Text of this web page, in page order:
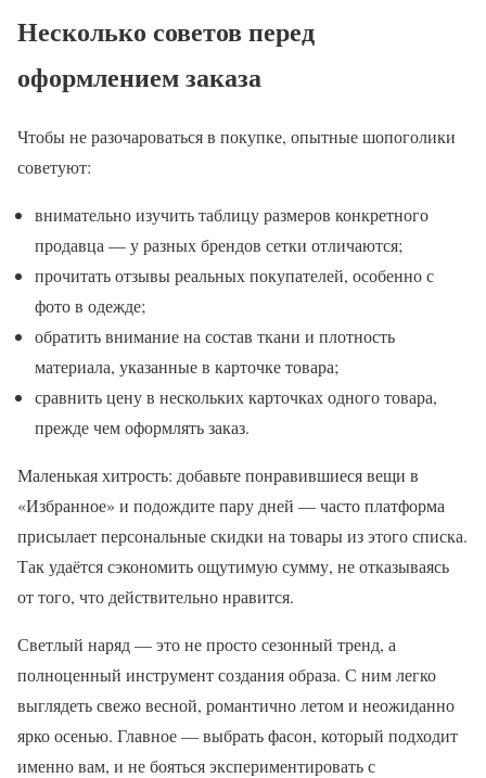
Несколько советов перед
оформлением заказа
Чтобы не разочароваться в покупке, опытные шопоголики
советуют:
внимательно изучить таблицу размеров конкретного
продавца — у разных брендов сетки отличаются;
прочитать отзывы реальных покупателей, особенно с
фото в одежде;
обратить внимание на состав ткани и плотность
материала, указанные в карточке товара;
сравнить цену в нескольких карточках одного товара,
прежде чем оформлять заказ.
Маленькая хитрость: добавьте понравившиеся вещи в
«Избранное» и подождите пару дней — часто платформа
присылает персональные скидки на товары из этого списка.
Так удаётся сэкономить ощутимую сумму, не отказываясь
от того, что действительно нравится.
Светлый наряд — это не просто сезонный тренд, а
полноценный инструмент создания образа. С ним легко
выглядеть свежо весной, романтично летом и неожиданно
ярко осенью. Главное — выбрать фасон, который подходит
именно вам, и не бояться экспериментировать с